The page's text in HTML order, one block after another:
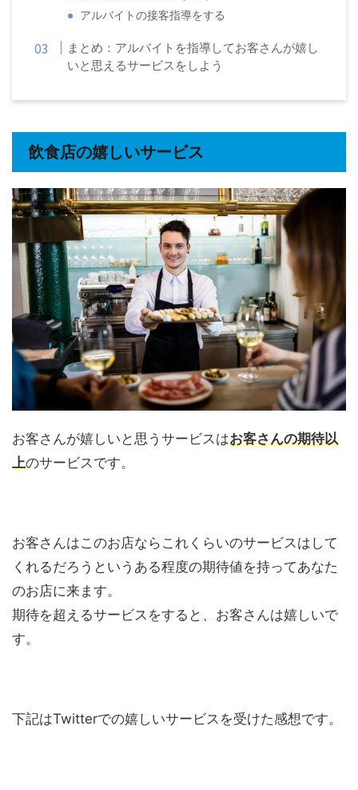
アルバイトの接客指導をする
まとめ：アルバイトを指導してお客さんが嬉し
いと思えるサービスをしよう
飲食店の嬉しいサービス
お客さんが嬉しいと思うサービスはお客さんの期待以
上のサービスです。
お客さんはこのお店ならこれくらいのサービスはして
くれるだろうというある程度の期待値を持ってあなた
のお店に来ます。
期待を超えるサービスをすると、お客さんは嬉しいで
す。
下記はTwitterでの嬉しいサービスを受けた感想です。